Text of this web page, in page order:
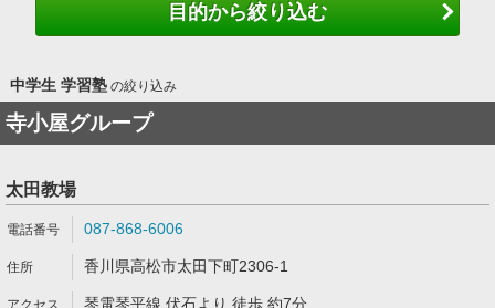
目的から絞り込む
中学生 学習塾の絞り込み
寺小屋グループ
太田教場
087-868-6006
香川県高松市太田下町2306-1
琴電琴平線 伏石より 徒歩 約7分